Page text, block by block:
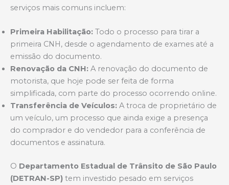
serviços mais comuns incluem:
Primeira Habilitação: Todo o processo para tirar a
primeira CNH, desde o agendamento de exames até a
emissão do documento.
Renovação da CNH: A renovação do documento de
motorista, que hoje pode ser feita de forma
simplificada, com parte do processo ocorrendo online.
Transferência de Veículos: A troca de proprietário de
um veículo, um processo que ainda exige a presença
do comprador e do vendedor para a conferência de
documentos e assinatura.
O Departamento Estadual de Trânsito de São Paulo
(DETRAN-SP) tem investido pesado em serviços